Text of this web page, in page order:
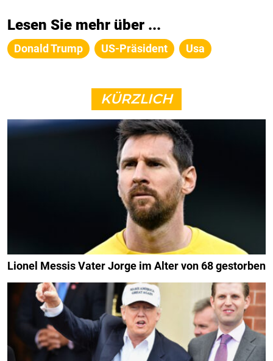
Lesen Sie mehr über ...
Donald Trump US-Präsident Usa
KÜRZLICH
Lionel Messis Vater Jorge im Alter von 68 gestorben